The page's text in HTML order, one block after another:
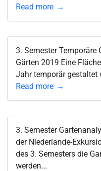
Read more
3. Semester Temporäre
Gärten 2019 Eine
Jahr temporär gestaltet
Read more
3. Semester
der Niederlande-
des 3. Semesters die
werden...